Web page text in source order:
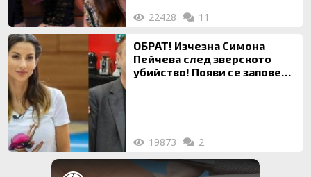
22428 11
ОБРАТ! Изчезна Симона
Пейчева след зверското
убийство! Появи се заповед
19873 2